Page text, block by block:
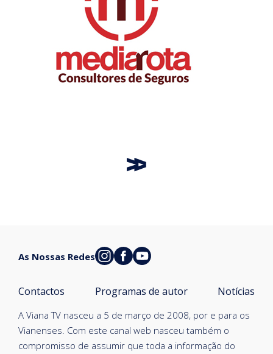
A Viana TV nasceu a 5 de março de 2008, por e para os
Vianenses. Com este canal web nasceu também o
compromisso de assumir que toda a informação do
Contactos Programas de autor Notícias
As Nossas Redes